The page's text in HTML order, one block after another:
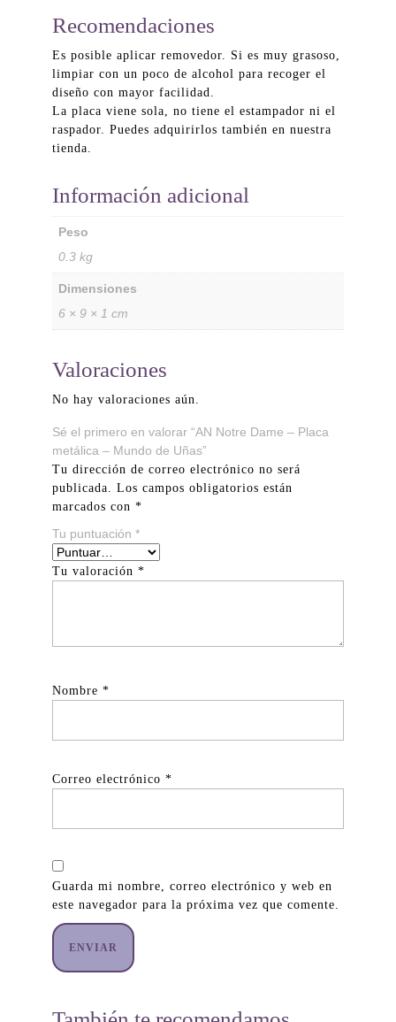
Recomendaciones
Es posible aplicar removedor. Si es muy grasoso,
limpiar con un poco de alcohol para recoger el
diseño con mayor facilidad.
La placa viene sola, no tiene el estampador ni el
raspador. Puedes adquirirlos también en nuestra
tienda.
Información adicional
Peso
0.3 kg
Dimensiones
6 × 9 × 1 cm
Valoraciones
No hay valoraciones aún.
Sé el primero en valorar “AN Notre Dame – Placa
metálica – Mundo de Uñas”
Tu dirección de correo electrónico no será
publicada. Los campos obligatorios están
marcados con *
Tu puntuación *
Tu valoración *
Nombre *
Correo electrónico *
Guarda mi nombre, correo electrónico y web en
este navegador para la próxima vez que comente.